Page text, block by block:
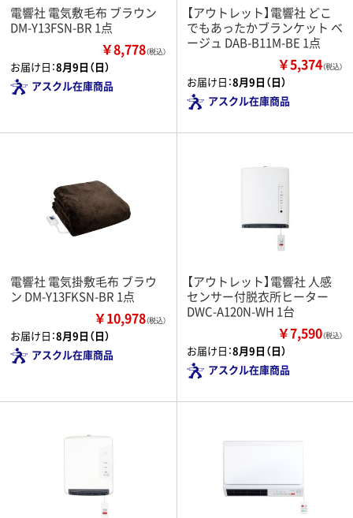
電響社 電気敷毛布 ブラウン
DM-Y13FSN-BR 1点
￥8,778（税込）
お届け日：8月9日（日）
アスクル在庫商品
【アウトレット】電響社 どこ
でもあったかブランケット ベ
ージュ DAB-B11M-BE 1点
￥5,374（税込）
お届け日：8月9日（日）
アスクル在庫商品
電響社 電気掛敷毛布 ブラウ
ン DM-Y13FKSN-BR 1点
￥10,978（税込）
お届け日：8月9日（日）
アスクル在庫商品
【アウトレット】電響社 人感
センサー付脱衣所ヒーター
DWC-A120N-WH 1台
￥7,590（税込）
お届け日：8月9日（日）
アスクル在庫商品